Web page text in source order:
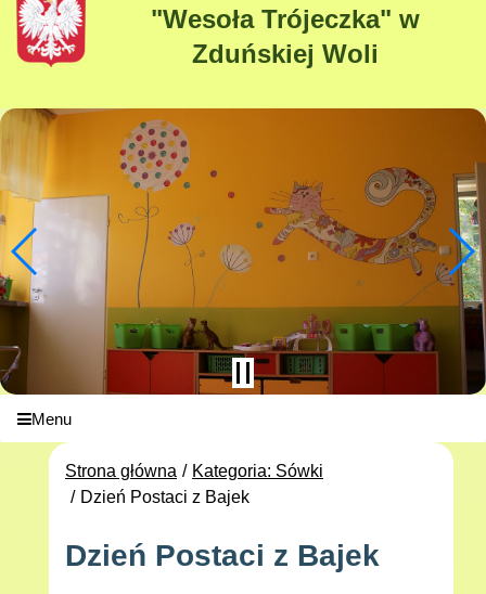
"Wesoła Trójeczka" w
Zduńskiej Woli
Menu
Strona główna
Kategoria: Sówki
Dzień Postaci z Bajek
Dzień Postaci z Bajek